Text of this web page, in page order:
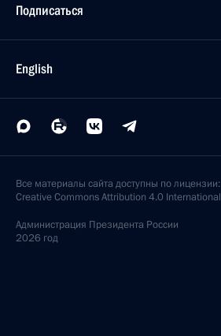
Подписаться
English
Все материалы сайта доступны по лицензии:
Creative Commons Attribution 4.0 International
Администрация Президента России
2026 год